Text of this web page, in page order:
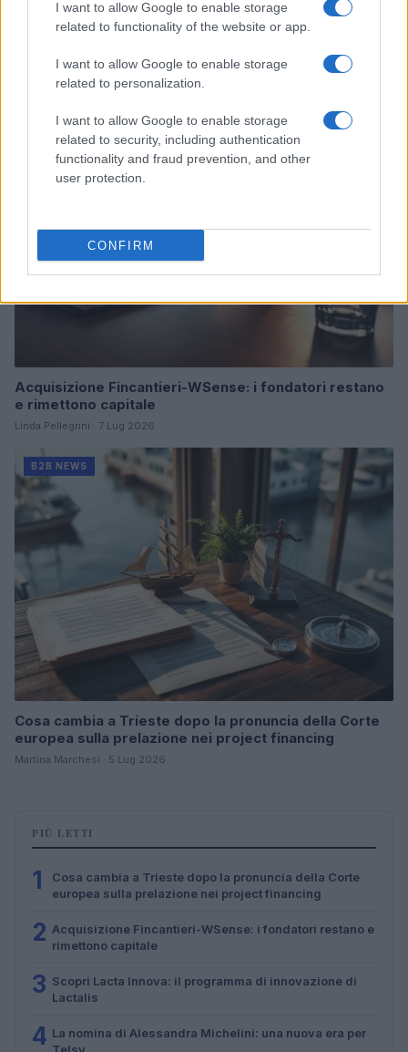
I want to allow Google to enable storage
related to functionality of the website or app.
I want to allow Google to enable storage
related to personalization.
I want to allow Google to enable storage
related to security, including authentication
functionality and fraud prevention, and other
user protection.
CONFIRM
Ripensare le tecnologie umanitarie oltre i criteri dei
donatori
Martina Marchesi · 10 Lug 2026
B2B NEWS
Acquisizione Fincantieri-WSense: i fondatori restano
e rimettono capitale
Linda Pellegrini · 7 Lug 2026
B2B NEWS
Cosa cambia a Trieste dopo la pronuncia della Corte
europea sulla prelazione nei project financing
Martina Marchesi · 5 Lug 2026
PIÙ LETTI
1
Cosa cambia a Trieste dopo la pronuncia della Corte
europea sulla prelazione nei project financing
2 Acquisizione Fincantieri-WSense: i fondatori restano e
rimettono capitale
3 Scopri Lacta Innova: il programma di innovazione di
Lactalis
4 La nomina di Alessandra Michelini: una nuova era per
Telsy